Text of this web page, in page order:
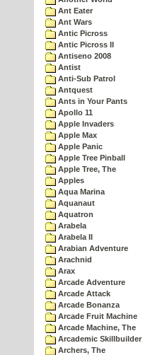
Ant Eater
Ant Wars
Antic Picross
Antic Picross II
Antiseno 2008
Antist
Anti-Sub Patrol
Antquest
Ants in Your Pants
Apollo 11
Apple Invaders
Apple Max
Apple Panic
Apple Tree Pinball
Apple Tree, The
Apples
Aqua Marina
Aquanaut
Aquatron
Arabela
Arabela II
Arabian Adventure
Arachnid
Arax
Arcade Adventure
Arcade Attack
Arcade Bonanza
Arcade Fruit Machine
Arcade Machine, The
Arcademic Skillbuilder
Archers, The